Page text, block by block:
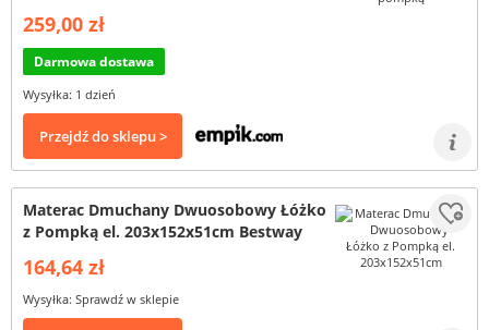
259,00 zł
Darmowa dostawa
Wysyłka: 1 dzień
Przejdź do sklepu >
Materac Dmuchany Dwuosobowy Łóżko
z Pompką el. 203x152x51cm Bestway
164,64 zł
Wysyłka: Sprawdź w sklepie